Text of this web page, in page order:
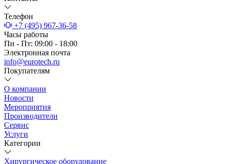
Телефон
+7 (495) 967-36-58
Часы работы
Пн - Пт: 09:00 - 18:00
Электронная почта
info@eurotech.ru
Покупателям
О компании
Новости
Мероприятия
Производители
Сервис
Услуги
Категории
Хирургическое оборудование